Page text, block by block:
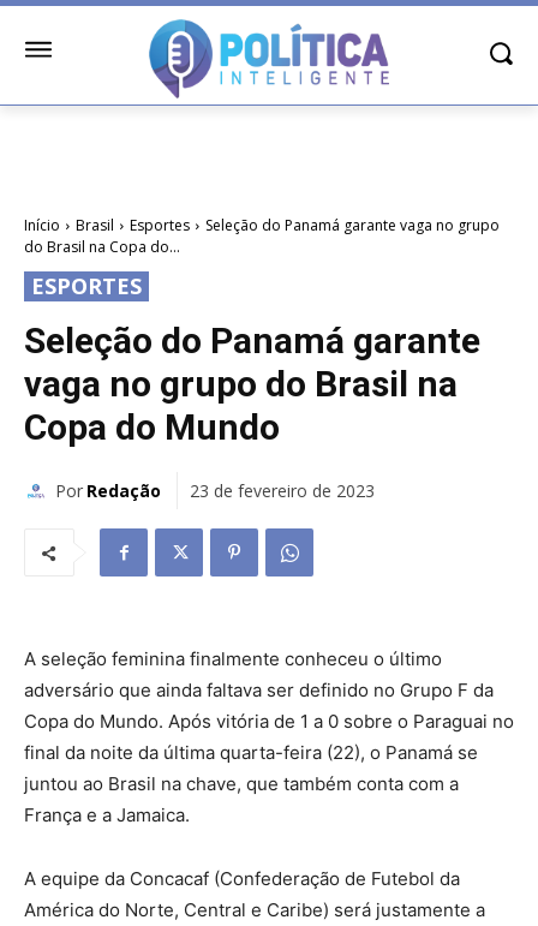
Início Brasil Esportes
Seleção do Panamá garante vaga no grupo
do Brasil na Copa do...
ESPORTES
Seleção do Panamá garante
vaga no grupo do Brasil na
Copa do Mundo
Por Redação 23 de fevereiro de 2023
A seleção feminina finalmente conheceu o último
adversário que ainda faltava ser definido no Grupo F da
Copa do Mundo. Após vitória de 1 a 0 sobre o Paraguai no
final da noite da última quarta-feira (22), o Panamá se
juntou ao Brasil na chave, que também conta com a
França e a Jamaica.
A equipe da Concacaf (Confederação de Futebol da
América do Norte, Central e Caribe) será justamente a